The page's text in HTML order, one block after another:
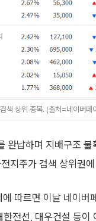
색 상위 종목. (출처=네이버페
완납하며 지배구조
지주가 검색 상위권
따르면 이날 네이버
한전선, 대우건설 등이